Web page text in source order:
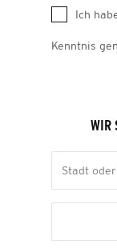
Ich
Kenntnis
WIR